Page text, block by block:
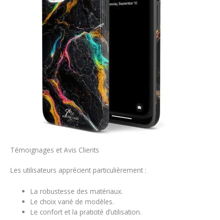
Témoignages et Avis Clients
Les utilisateurs apprécient particulièrement :
La robustesse des matériaux.
Le choix varié de modèles.
Le confort et la praticité d’utilisation.